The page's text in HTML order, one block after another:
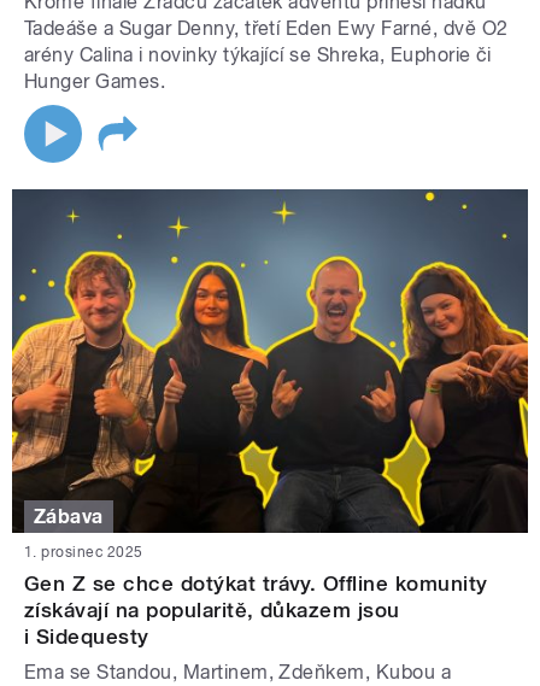
Tadeáše a Sugar Denny, třetí Eden Ewy Farné, dvě O2
arény Calina i novinky týkající se Shreka, Euphorie či
Hunger Games.
Zábava
1. prosinec 2025
Gen Z se chce dotýkat trávy. Offline komunity
získávají na popularitě, důkazem jsou
i Sidequesty
Ema se Standou, Martinem, Zdeňkem, Kubou a